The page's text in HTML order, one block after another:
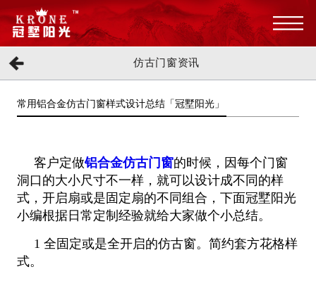
仿古门窗资讯
常用铝合金仿古门窗样式设计总结「冠墅阳光」
客户定做铝合金仿古门窗的时候，因每个门窗
洞口的大小尺寸不一样，就可以设计成不同的样
式，开启扇或是固定扇的不同组合，下面冠墅阳光
小编根据日常定制经验就给大家做个小总结。
1 全固定或是全开启的仿古窗。简约套方花格样
式。